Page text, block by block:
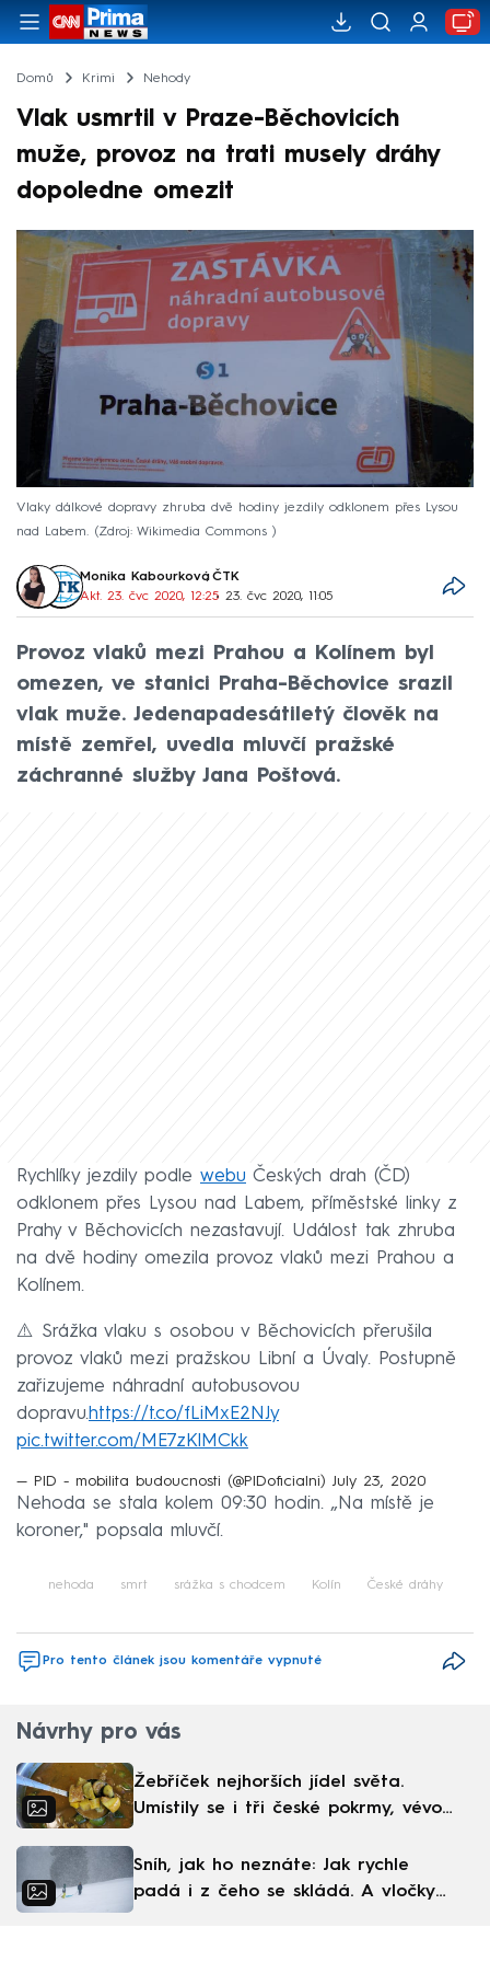
Domů Krimi Nehody
Vlak usmrtil v Praze-Běchovicích
muže, provoz na trati musely dráhy
dopoledne omezit
Vlaky dálkové dopravy zhruba dvě hodiny jezdily odklonem přes Lysou
nad Labem.
Zdroj: Wikimedia Commons
Monika Kabourková, ČTK
Akt. 23. čvc 2020, 12:25• 23. čvc 2020, 11:05
Provoz vlaků mezi Prahou a Kolínem byl
omezen, ve stanici Praha-Běchovice srazil
vlak muže. Jedenapadesátiletý člověk na
místě zemřel, uvedla mluvčí pražské
záchranné služby Jana Poštová.
Rychlíky jezdily podle webu Českých drah (ČD)
odklonem přes Lysou nad Labem, příměstské linky z
Prahy v Běchovicích nezastavují. Událost tak zhruba
na dvě hodiny omezila provoz vlaků mezi Prahou a
Kolínem.
⚠️ Srážka vlaku s osobou v Běchovicích přerušila
provoz vlaků mezi pražskou Libní a Úvaly. Postupně
zařizujeme náhradní autobusovou
dopravu.https://t.co/fLiMxE2NJy
pic.twitter.com/ME7zKlMCkk
— PID - mobilita budoucnosti (@PIDoficialni) July 23, 2020
Nehoda se stala kolem 09:30 hodin. „Na místě je
koroner," popsala mluvčí.
nehoda smrt srážka s chodcem Kolín České dráhy
Pro tento článek jsou komentáře vypnuté
Návrhy pro vás
Žebříček nejhorších jídel světa.
Umístily se i tři české pokrmy, vévodí
Sníh, jak ho neznáte: Jak rychle
padá i z čeho se skládá. A vločky